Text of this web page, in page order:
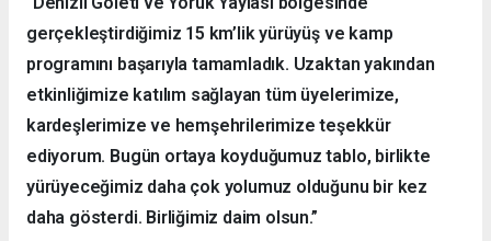
gerçekleştirdiğimiz 15 km’lik yürüyüş ve kamp
programını başarıyla tamamladık. Uzaktan yakından
etkinliğimize katılım sağlayan tüm üyelerimize,
kardeşlerimize ve hemşehrilerimize teşekkür
ediyorum. Bugün ortaya koyduğumuz tablo, birlikte
yürüyeceğimiz daha çok yolumuz olduğunu bir kez
daha gösterdi. Birliğimiz daim olsun.”